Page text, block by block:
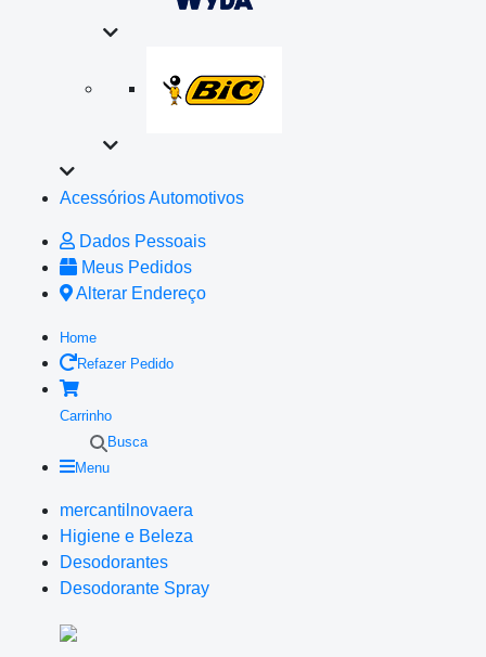
Acessórios Automotivos
Dados Pessoais
Meus Pedidos
Alterar Endereço
Home
Refazer Pedido
Carrinho
Busca
Menu
mercantilnovaera
Higiene e Beleza
Desodorantes
Desodorante Spray